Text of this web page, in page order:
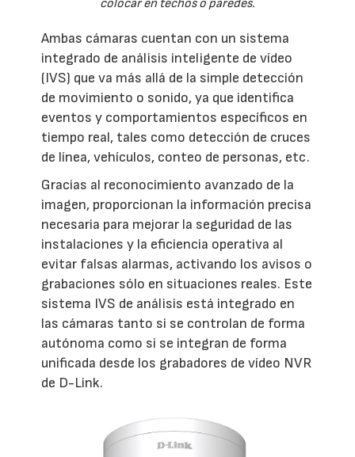
colocar en techos o paredes.
Ambas cámaras cuentan con un sistema
integrado de análisis inteligente de vídeo
(IVS) que va más allá de la simple detección
de movimiento o sonido, ya que identifica
eventos y comportamientos específicos en
tiempo real, tales como detección de cruces
de línea, vehículos, conteo de personas, etc.
Gracias al reconocimiento avanzado de la
imagen, proporcionan la información precisa
necesaria para mejorar la seguridad de las
instalaciones y la eficiencia operativa al
evitar falsas alarmas, activando los avisos o
grabaciones sólo en situaciones reales. Este
sistema IVS de análisis está integrado en
las cámaras tanto si se controlan de forma
autónoma como si se integran de forma
unificada desde los grabadores de vídeo NVR
de D-Link.